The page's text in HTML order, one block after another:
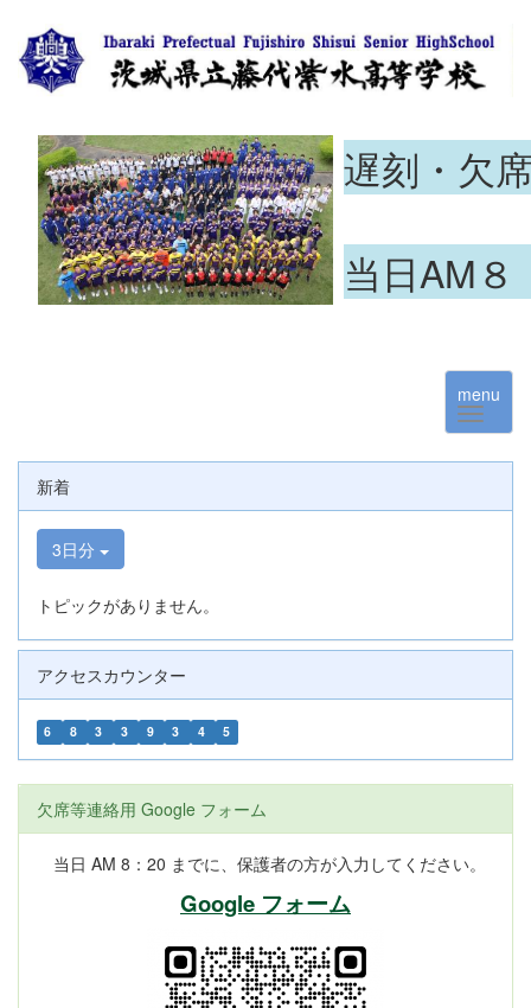
遅刻・欠
当日AM
menu
新着
3日分
トピックがありません。
アクセスカウンター
6 8 3 3 9 3 4 5
欠席等連絡用 Google フォーム
当日 AM 8：20 までに、保護者の方が入力してください。
Google フォーム